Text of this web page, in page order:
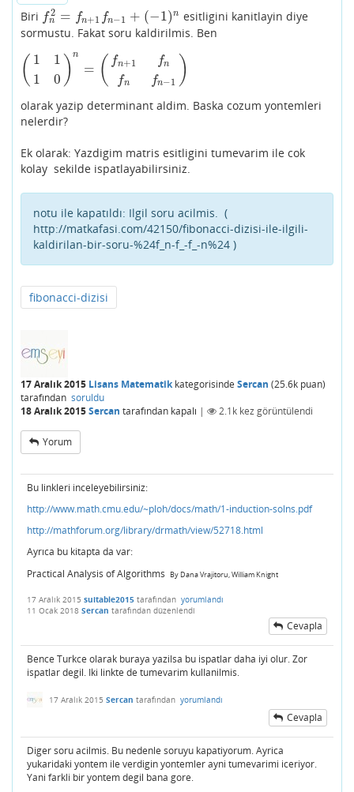
Biri f2
n = fn+1 fn−1 + (−1)n
fn2 =fn +1fn −1+(− 1)n
esitligini kanitlayin diye
sormustu. Fakat soru kaldirilmis. Ben
( 1
1
1
0 )n
= ( fn+1
fn
fn
fn−1 )
0 =(f n+ 1 fnf n 1 )
olarak yazip determinant aldim. Baska cozum yontemleri
nelerdir?
Ek olarak: Yazdigim matris esitligini tumevarim ile cok
kolay sekilde ispatlayabilirsiniz.
notu ile kapatıldı: Ilgil soru acilmis. (
http://matkafasi.com/42150/fibonacci-dizisi-ile-ilgili-
kaldirilan-bir-soru-%24f_n-f_-f_-n%24 )
fibonacci-dizisi
17 Aralık 2015 Lisans Matematikkategorisinde Sercan (25.6k puan)
tarafından soruldu
18 Aralık 2015Sercan tarafından kapalı | 2.1k kez görüntülendi
Yorum
Bu linkleri inceleyebilirsiniz:
http://www.math.cmu.edu/~ploh/docs/math/1-induction-solns.pdf
http://mathforum.org/library/drmath/view/52718.html
Ayrıca bu kitapta da var:
Practical Analysis of Algorithms
By Dana Vrajitoru, William Knight
17 Aralık 2015 suitable2015 tarafından yorumlandı
11 Ocak 2018 Sercan tarafından düzenlendi
Cevapla
Bence Turkce olarak buraya yazilsa bu ispatlar daha iyi olur. Zor
ispatlar degil. Iki linkte de tumevarim kullanilmis.
17 Aralık 2015 Sercan tarafından yorumlandı
Cevapla
Diger soru acilmis. Bu nedenle soruyu kapatiyorum. Ayrica
yukaridaki yontem ile verdigin yontemler ayni tumevarimi iceriyor.
Yani farkli bir yontem degil bana gore.